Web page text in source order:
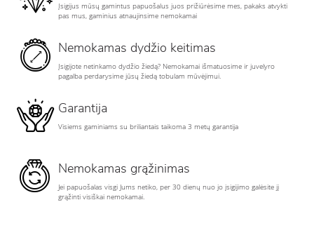
Įsigijus mūsų gamintus papuošalus juos prižiūrėsime mes, pakaks atvykti
pas mus, gaminius atnaujinsime nemokamai
Nemokamas dydžio keitimas
Įsigijote netinkamo dydžio žiedą? Nemokamai išmatuosime ir juvelyro
pagalba perdarysime jūsų žiedą tobulam mūvėjimui.
Garantija
Visiems gaminiams su briliantais taikoma 3 metų garantija
Nemokamas grąžinimas
Jei papuošalas visgi Jums netiko, per 30 dienų nuo jo įsigijimo galėsite jį
grąžinti visiškai nemokamai.